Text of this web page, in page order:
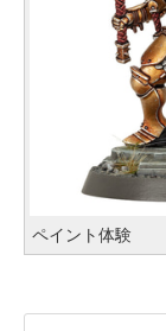
ペイント体験